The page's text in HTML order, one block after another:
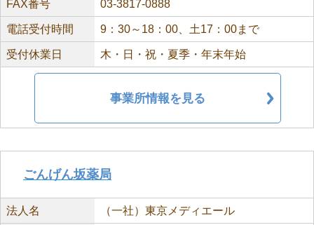
FAX番号 03-3817-0888
電話受付時間 9：30～18：00、土17：00まで
受付休業日 木・日・祝・夏季・年末年始
事業所情報を見る
ごんげん坂薬局
法人名 （一社）東京メディエール